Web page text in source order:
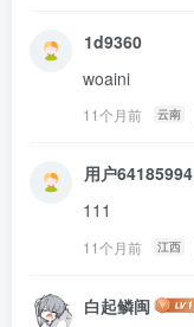
1d9360
woaini
11个月前 云南
用户64185994
111
11个月前 江西
白起鳞闽